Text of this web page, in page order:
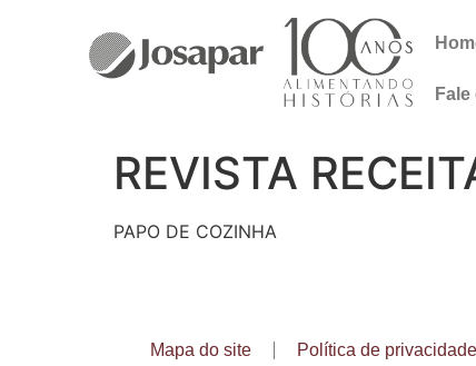
REVISTA
PAPO DE COZINHA
Mapa do site Política de privacidade